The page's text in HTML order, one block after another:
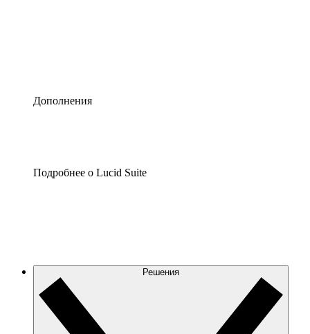
Дополнения
Подробнее о Lucid Suite
Решения